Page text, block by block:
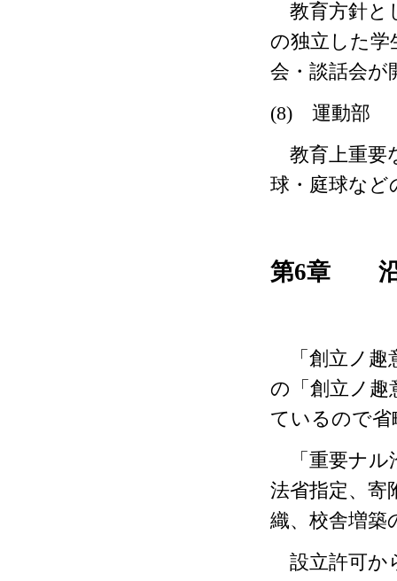
教育方針と
の独立した学
会・談話会が
(8) 運動部
教育上重要
球・庭球など
第6章 沿
「創立ノ
の「創立ノ趣
ているので省
「重要ナル
法省指定、寄
織、校舎増築
設立許可か